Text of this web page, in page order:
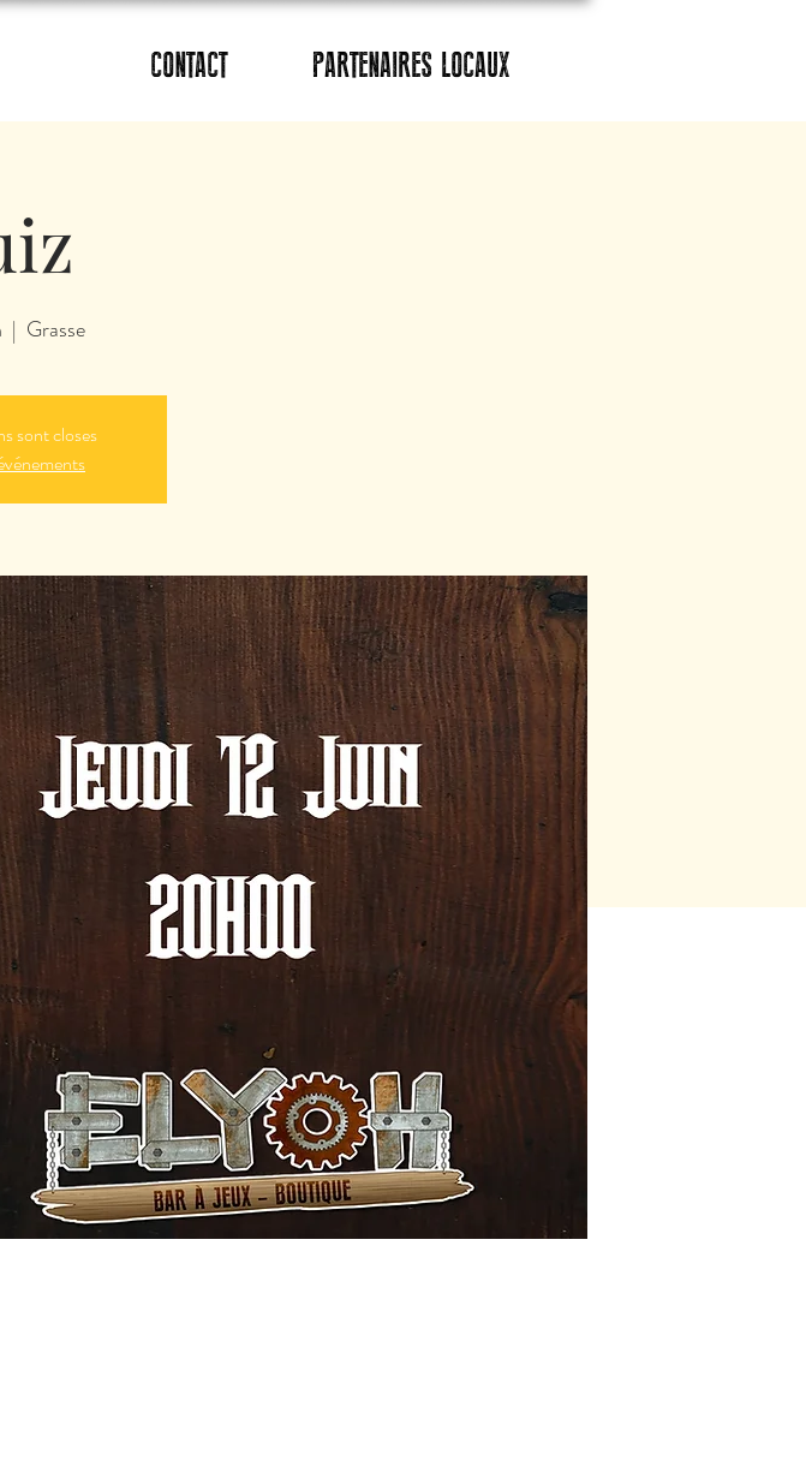
CONTACT PARTENAIRES LOCAUX
  |
Grasse
sont closes